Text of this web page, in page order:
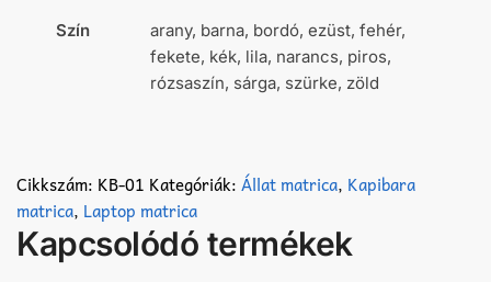
Szín
arany, barna, bordó, ezüst, fehér,
fekete, kék, lila, narancs, piros,
rózsaszín, sárga, szürke, zöld
Cikkszám: KB-01 Kategóriák: Állat matrica, Kapibara
matrica, Laptop matrica
Kapcsolódó termékek